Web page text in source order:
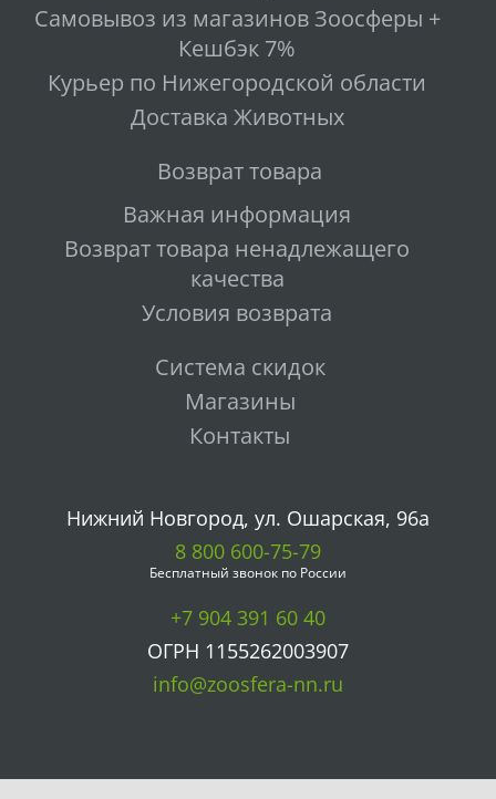
Самовывоз из магазинов Зоосферы +
Кешбэк 7%
Курьер по Нижегородской области
Доставка Животных
Возврат товара
Важная информация
Возврат товара ненадлежащего
качества
Условия возврата
Система скидок
Магазины
Контакты
Нижний Новгород, ул. Ошарская, 96а
8 800 600-75-79
Бесплатный звонок по России
+7 904 391 60 40
ОГРН 1155262003907
info@zoosfera-nn.ru